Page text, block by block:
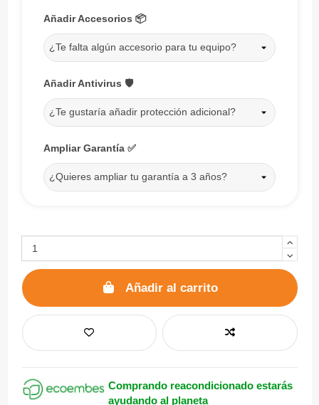
Añadir Accesorios 📦
¿Te falta algún accesorio para tu equipo?
Añadir Antivirus 🛡️
¿Te gustaría añadir protección adicional?
Ampliar Garantía ✅
¿Quieres ampliar tu garantía a 3 años?
Añadir al carrito
Comprando reacondicionado estarás
ayudando al planeta